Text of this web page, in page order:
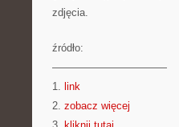
zdjęcia.
źródło:
———————————
1. link
2. zobacz więcej